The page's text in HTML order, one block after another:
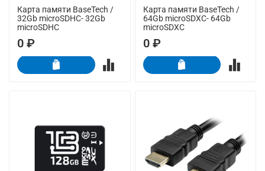
Карта памяти BaseTech /
32Gb microSDHC- 32Gb
microSDHC
0 ₽
Карта памяти BaseTech /
64Gb microSDXC- 64Gb
microSDXC
0 ₽